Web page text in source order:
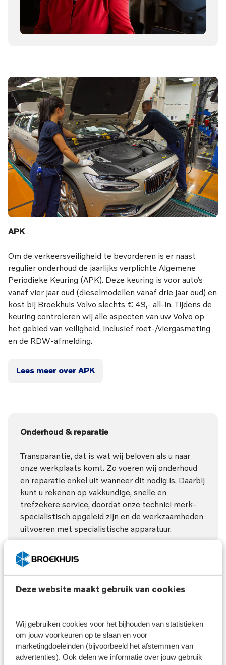
Deze website maakt gebruik van cookies
Wij gebruiken cookies voor het bijhouden van statistieken
om jouw voorkeuren op te slaan en voor
marketingdoeleinden (bijvoorbeeld het afstemmen van
advertenties). Ook delen we informatie over jouw gebruik
APK
Om de verkeersveiligheid te bevorderen is er naast
regulier onderhoud de jaarlijks verplichte Algemene
Periodieke Keuring (APK). Deze keuring is voor auto’s
vanaf vier jaar oud (dieselmodellen vanaf drie jaar oud) en
kost bij Broekhuis Volvo slechts € 49,- all-in. Tijdens de
keuring controleren wij alle aspecten van uw Volvo op
het gebied van veiligheid, inclusief roet-/viergasmeting
en de RDW-afmelding.
Lees meer over APK
Onderhoud & reparatie
Transparantie, dat is wat wij beloven als u naar
onze werkplaats komt. Zo voeren wij onderhoud
en reparatie enkel uit wanneer dit nodig is. Daarbij
kunt u rekenen op vakkundige, snelle en
trefzekere service, doordat onze technici merk-
specialistisch opgeleid zijn en de werkzaamheden
uitvoeren met specialistische apparatuur.